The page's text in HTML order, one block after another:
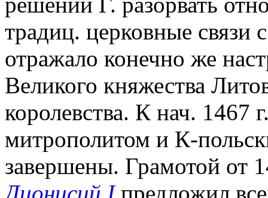
традиц. церковные
отражало конечно же
Великого княжества
королевства. К нач. 1467
митрополитом и К-
завершены. Грамотой от
Дионисий Iпредложил